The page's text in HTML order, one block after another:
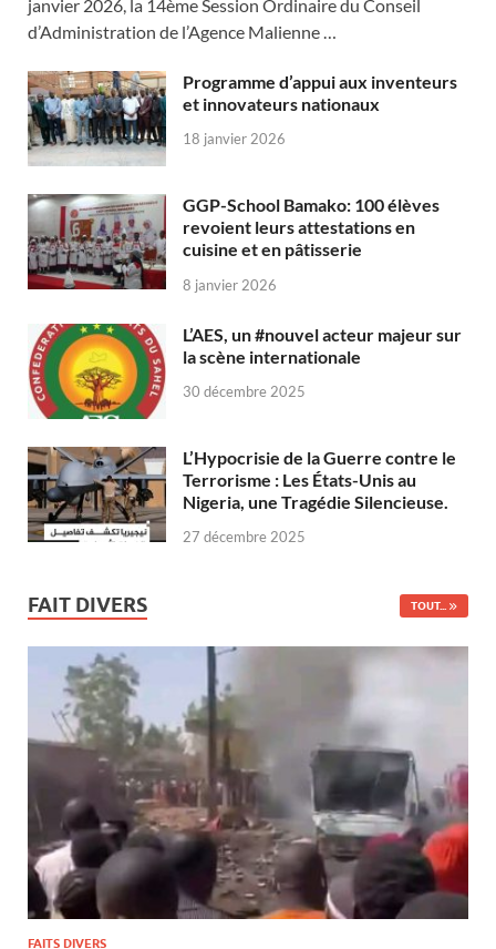
janvier 2026, la 14ème Session Ordinaire du Conseil
d’Administration de l’Agence Malienne …
Programme d’appui aux inventeurs
et innovateurs nationaux
18 janvier 2026
GGP-School Bamako: 100 élèves
revoient leurs attestations en
cuisine et en pâtisserie
8 janvier 2026
L’AES, un #nouvel acteur majeur sur
la scène internationale
30 décembre 2025
L’Hypocrisie de la Guerre contre le
Terrorisme : Les États-Unis au
Nigeria, une Tragédie Silencieuse.
27 décembre 2025
FAIT DIVERS TOUT...
FAITS DIVERS